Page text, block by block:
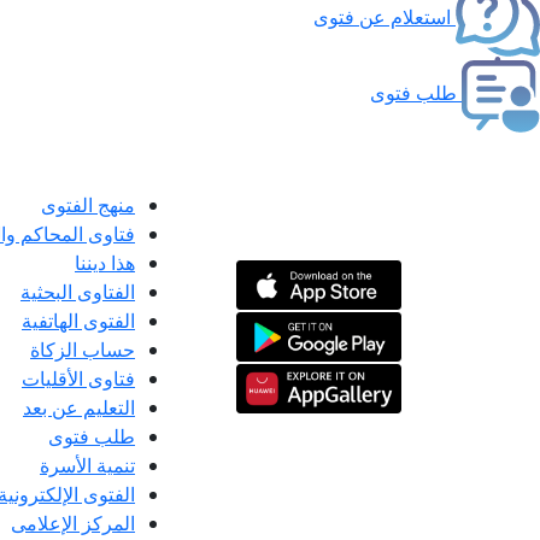
استعلام عن فتوى
طلب فتوى
منهج الفتوى
فتاوى المحاكم
هذا ديننا
الفتاوى البحثية
الفتوى الهاتفية
حساب الزكاة
فتاوى الأقليات
التعليم عن بعد
طلب فتوى
تنمية الأسرة
الفتوى الإلكترونية
المركز الإعلامى